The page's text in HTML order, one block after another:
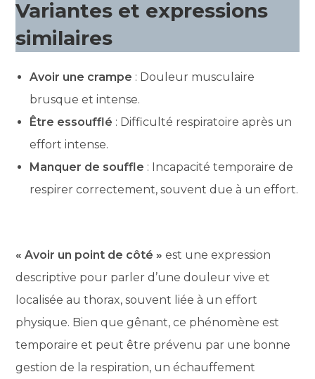
Variantes et expressions
similaires
Avoir une crampe : Douleur musculaire
brusque et intense.
Être essoufflé : Difficulté respiratoire après un
effort intense.
Manquer de souffle : Incapacité temporaire de
respirer correctement, souvent due à un effort.
« Avoir un point de côté » est une expression
descriptive pour parler d’une douleur vive et
localisée au thorax, souvent liée à un effort
physique. Bien que gênant, ce phénomène est
temporaire et peut être prévenu par une bonne
gestion de la respiration, un échauffement